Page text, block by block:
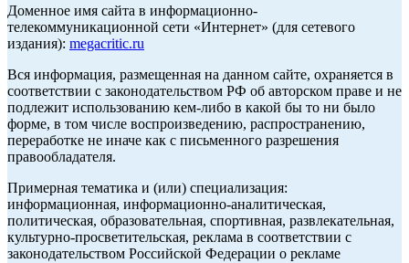
Доменное имя сайта в информационно-
телекоммуникационной сети «Интернет» (для сетевого
издания): megacritic.ru
Вся информация, размещенная на данном сайте, охраняется в
соответствии с законодательством РФ об авторском праве и не
подлежит использованию кем-либо в какой бы то ни было
форме, в том числе воспроизведению, распространению,
переработке не иначе как с письменного разрешения
правообладателя.
Примерная тематика и (или) специализация:
информационная, информационно-аналитическая,
политическая, образовательная, спортивная, развлекательная,
культурно-просветительская, реклама в соответствии с
законодательством Российской Федерации о рекламе